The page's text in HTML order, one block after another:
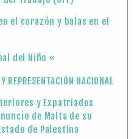
el corazón y balas en el
del Niño «
REPRESENTACIÓN NACIONAL
y Expatriados
de Malta de su
de Palestina